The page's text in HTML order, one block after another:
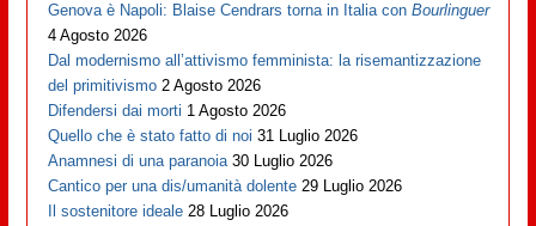
Genova è Napoli: Blaise Cendrars torna in Italia conBourlinguer
4 Agosto 2026
Dal modernismo all’attivismo femminista: la risemantizzazione
del primitivismo 2 Agosto 2026
Difendersi dai morti 1 Agosto 2026
Quello che è stato fatto di noi 31 Luglio 2026
Anamnesi di una paranoia 30 Luglio 2026
Cantico per una dis/umanità dolente 29 Luglio 2026
Il sostenitore ideale 28 Luglio 2026